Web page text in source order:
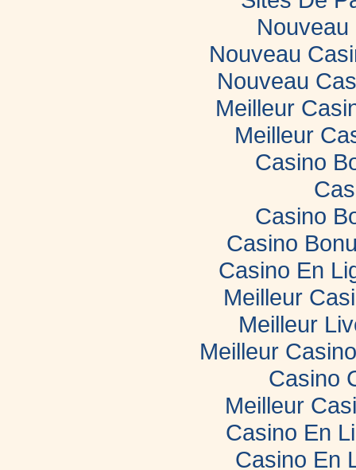
Nouveau
Nouveau
Meilleur
Meilleur
Casino
Casino
Casino
Casino En
Meilleur
Meilleur
Meilleur
Casino
Meilleur
Casino En
Casino En